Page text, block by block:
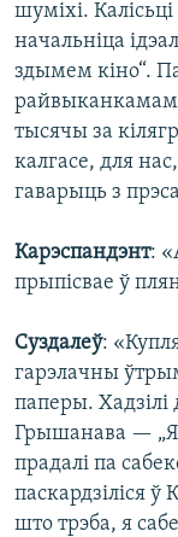
шуміхі.
начальніца
здымем кіно“.
тысячы за
калгасе, для
гаварыць з
Карэспандэнт:
прыпісвае ў
Суздалеў:
гарэлачны
паперы.
Грышанава — „Я
прадалі па
паскардзіліся ў
што трэба, я